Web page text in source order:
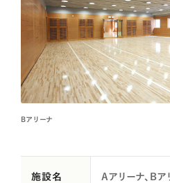
Bアリーナ
施設名 Aアリーナ、Bア